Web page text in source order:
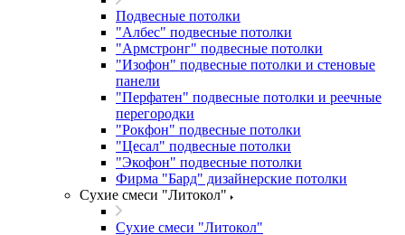
Подвесные потолки
"Албес" подвесные потолки
"Армстронг" подвесные потолки
"Изофон" подвесные потолки и стеновые
панели
"Перфатен" подвесные потолки и реечные
перегородки
"Рокфон" подвесные потолки
"Цесал" подвесные потолки
"Экофон" подвесные потолки
Фирма "Бард" дизайнерские потолки
Сухие смеси "Литокол"
Сухие смеси "Литокол"